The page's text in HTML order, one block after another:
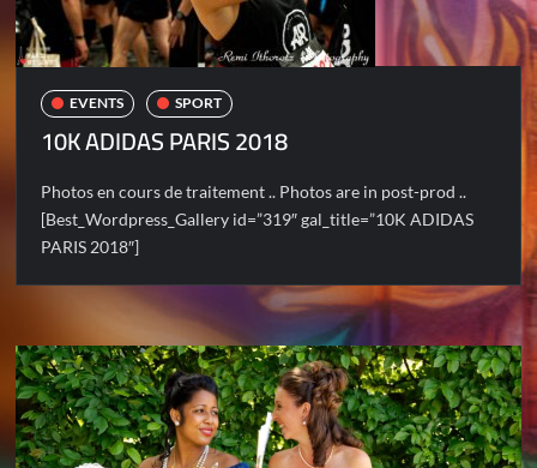
EVENTS SPORT
10K ADIDAS PARIS 2018
Photos en cours de traitement .. Photos are in post-prod ..
[Best_Wordpress_Gallery id=”319″ gal_title=”10K ADIDAS
PARIS 2018″]